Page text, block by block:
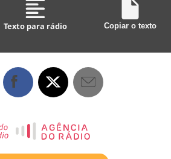
Texto para rádio Copiar o texto